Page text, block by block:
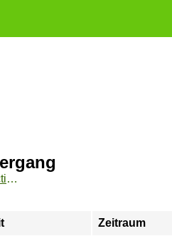
https://www.tu-sport.de/sportprogramm/kurse/?tx_dwzeh_courses%5Baction%5D=show&tx_dwzeh_courses%5BsportsDescription%5D=1114&cHash=7f796ff5fa7eb6d92b7c93652d3c101b
Zeitraum